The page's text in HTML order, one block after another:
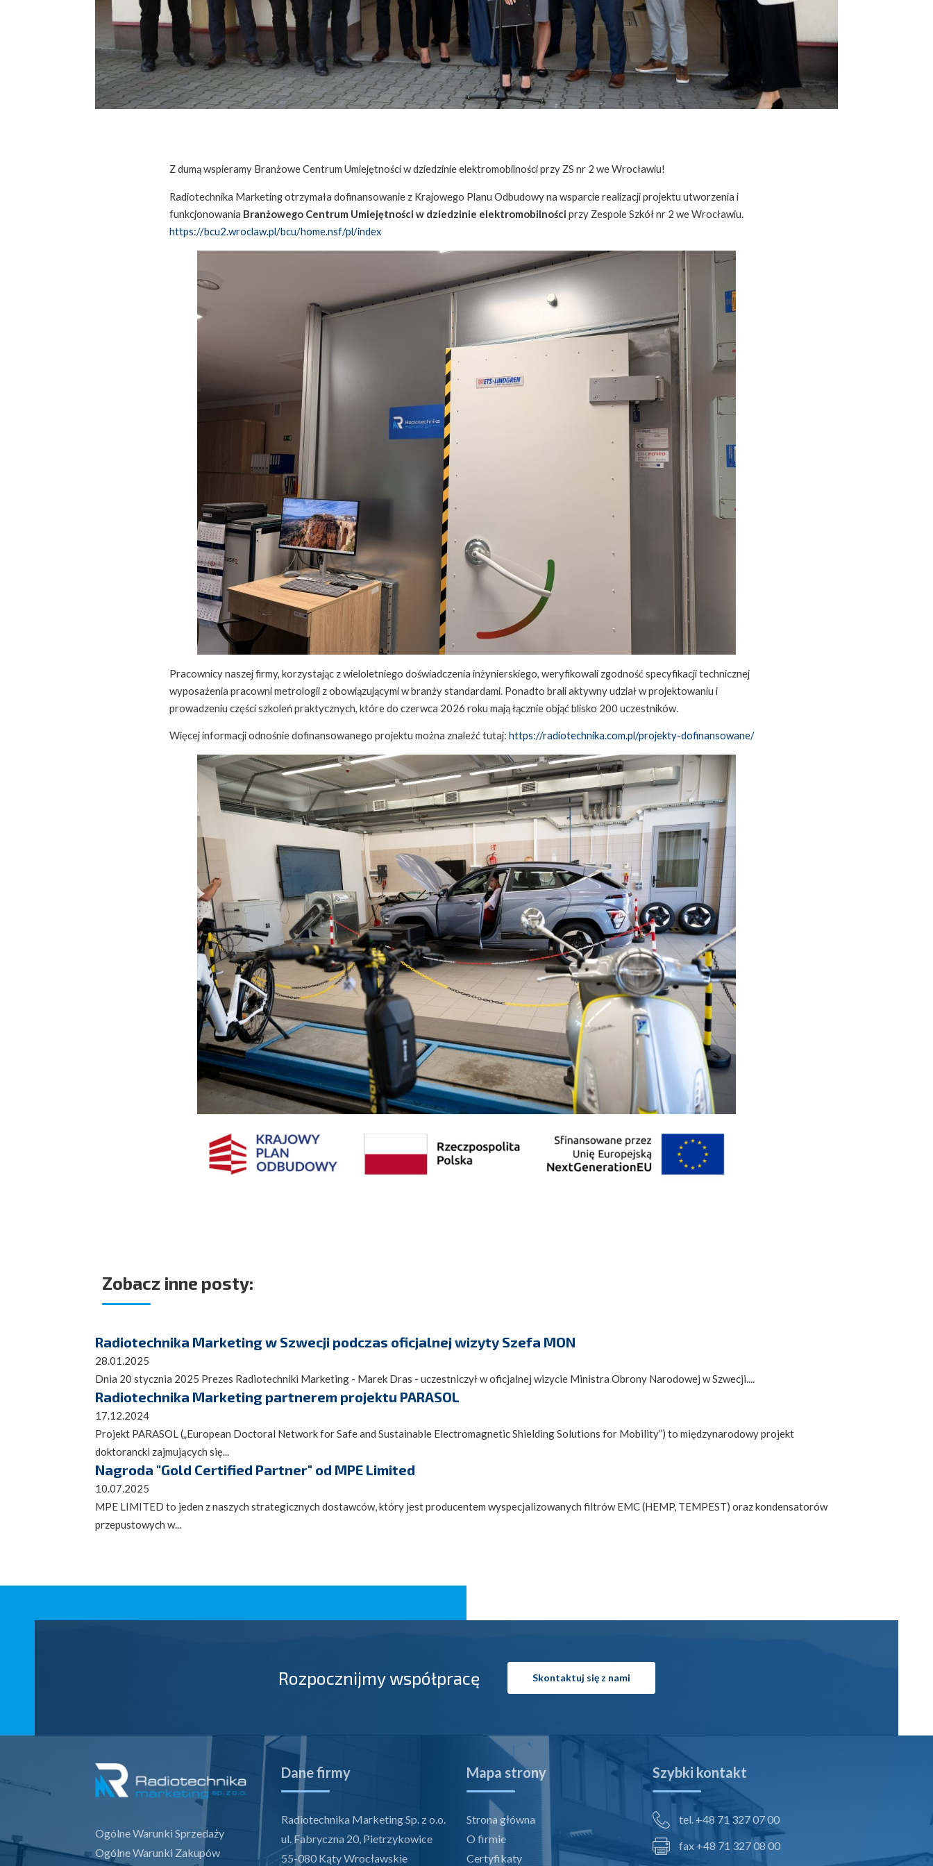
Z dumą wspieramy Branżowe Centrum Umiejętności w dziedzinie elektromobilności przy ZS nr 2 we Wrocławiu!
Radiotechnika Marketing otrzymała dofinansowanie z Krajowego Planu Odbudowy na wsparcie realizacji projektu utworzenia i
funkcjonowania Branżowego Centrum Umiejętności w dziedzinie elektromobilności przy Zespole Szkół nr 2 we Wrocławiu.
https://bcu2.wroclaw.pl/bcu/home.nsf/pl/index
Pracownicy naszej firmy, korzystając z wieloletniego doświadczenia inżynierskiego, weryfikowali zgodność specyfikacji technicznej
wyposażenia pracowni metrologii z obowiązującymi w branży standardami. Ponadto brali aktywny udział w projektowaniu i
prowadzeniu części szkoleń praktycznych, które do czerwca 2026 roku mają łącznie objąć blisko 200 uczestników.
Więcej informacji odnośnie dofinansowanego projektu można znaleźć tutaj: https://radiotechnika.com.pl/projekty-dofinansowane/
Zobacz inne posty:
Radiotechnika Marketing w Szwecji podczas oficjalnej wizyty Szefa MON
28.01.2025
Dnia 20 stycznia 2025 Prezes Radiotechniki Marketing - Marek Dras - uczestniczył w oficjalnej wizycie Ministra Obrony Narodowej w Szwecji....
Radiotechnika Marketing partnerem projektu PARASOL
17.12.2024
Projekt PARASOL („European Doctoral Network for Safe and Sustainable Electromagnetic Shielding Solutions for Mobility”) to międzynarodowy projekt
doktorancki zajmujących się...
Nagroda "Gold Certified Partner" od MPE Limited
10.07.2025
MPE LIMITED to jeden z naszych strategicznych dostawców, który jest producentem wyspecjalizowanych filtrów EMC (HEMP, TEMPEST) oraz kondensatorów
przepustowych w...
Rozpocznijmy współpracę Skontaktuj się z nami
Ogólne Warunki Sprzedaży
Ogólne Warunki Zakupów
Dane firmy
Radiotechnika Marketing Sp. z o.o.
ul. Fabryczna 20, Pietrzykowice
55-080 Kąty Wrocławskie
Mapa strony
Strona główna
O firmie
Certyfikaty
Szybki kontakt
tel. +48 71 327 07 00
fax +48 71 327 08 00